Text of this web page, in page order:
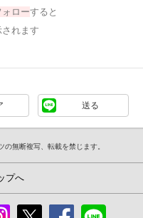
ォローすると
れます
送る
無断複写、転載を禁じます。
プへ